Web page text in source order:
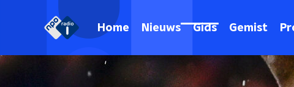
Home Nieuws Gids Gemist